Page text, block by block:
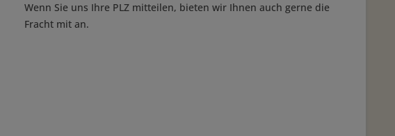
Wenn Sie uns Ihre PLZ mitteilen, bieten wir Ihnen auch gerne die
Fracht mit an.